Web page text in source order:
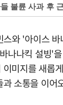
불륜 사과 후
스와 '아이스
나나킥 설빙'
미지를 새롭
소통을 이어